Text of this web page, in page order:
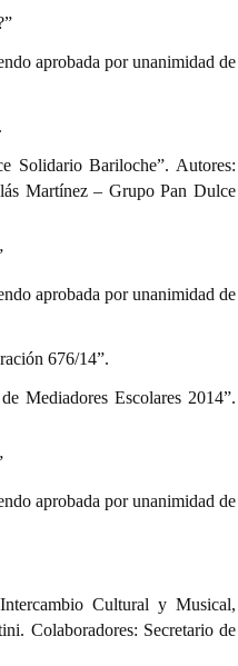
aprobada por unanimidad de
Solidario Bariloche”. Autores:
Martínez – Grupo Pan Dulce
aprobada por unanimidad de
676/14”.
Mediadores Escolares 2014”.
aprobada por unanimidad de
Cultural y Musical,
Colaboradores: Secretario de